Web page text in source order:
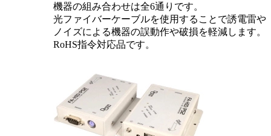
機器の組み合わせは全6通りです。
光ファイバーケーブルを使用することで誘電雷や
ノイズによる機器の誤動作や破損を軽減します。
RoHS指令対応品です。